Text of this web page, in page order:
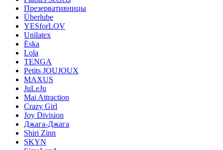
Презервативницы
Überlube
YESforLOV
Unilatex
Ёska
Lola
TENGA
Petits JOUJOUX
MAXUS
JuLeJu
Mai Attraction
Crazy Girl
Joy Division
Джага-Джага
Shiri Zinn
SKYN